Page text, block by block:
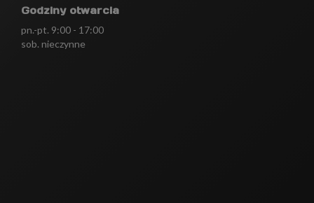
Godziny otwarcia
pn.-pt. 9:00 - 17:00
sob. nieczynne